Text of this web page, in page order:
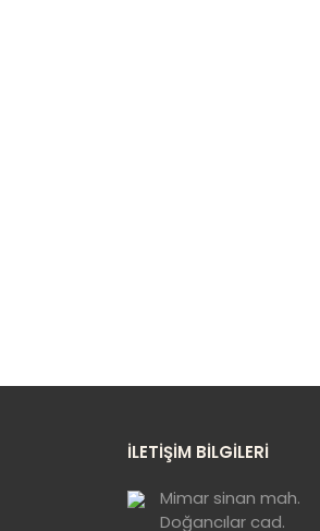
İLETİŞİM BİLGİLERİ
Mimar sinan mah.
Doğancılar cad.